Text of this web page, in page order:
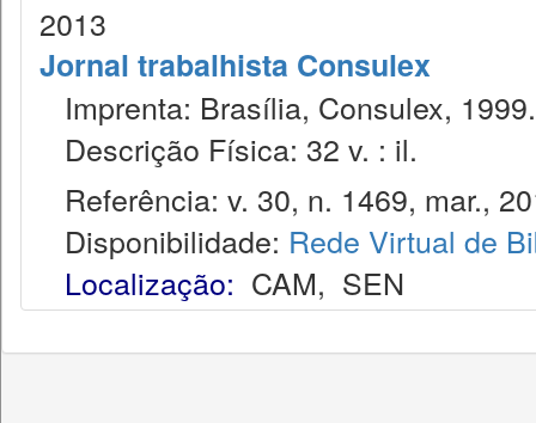
2013
Jornal trabalhista Consulex
Imprenta: Brasília, Consulex, 1999.
Descrição Física: 32 v. : il.
Referência: v. 30, n. 1469, mar.,
Disponibilidade: Rede Virtual de
Localização: CAM, SEN